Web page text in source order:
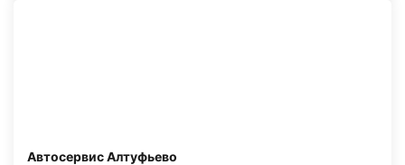
Автосервис Алтуфьево